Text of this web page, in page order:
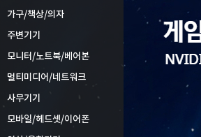
가구/책상/의자
주변기기
모니터/노트북/베어본
멀티미디어/네트워크
사무기기
모바일/헤드셋/이어폰